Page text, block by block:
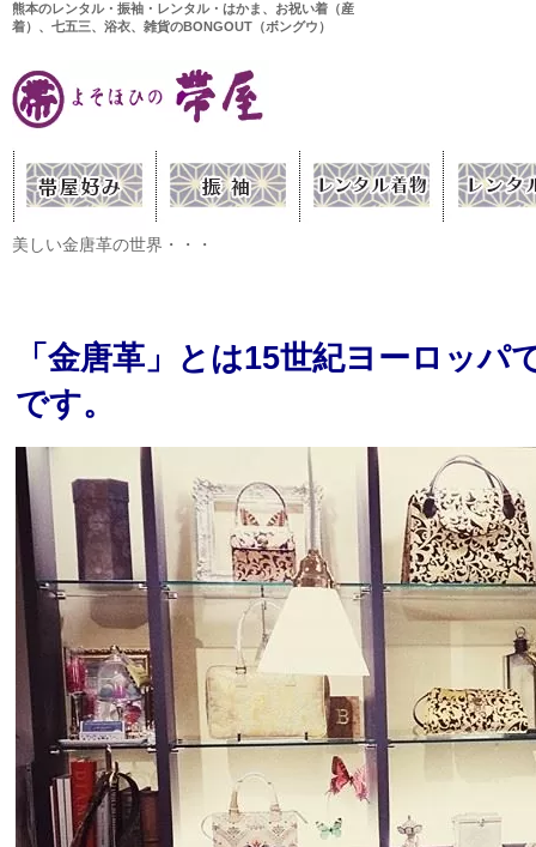
熊本のレンタル・振袖・レンタル・はかま、お祝い着（産
着）、七五三、浴衣、雑貨のBONGOUT（ボングウ）
美しい金唐革の世界・・・
「金唐革」とは15世紀ヨーロッ
です。